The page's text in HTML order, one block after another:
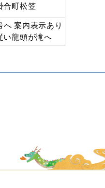
合町松笠
案内表示あり
い龍頭が滝へ